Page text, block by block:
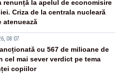
renunță la apelul de economisire
Criza de la centrala nucleară
atenuează
08:07
cu 567 de milioane de
cel mai sever verdict pe tema
copiilor